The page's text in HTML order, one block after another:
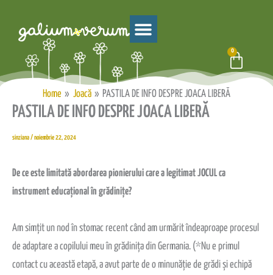
content
0
Cart
Home Joacă PASTILA DE INFO DESPRE JOACA LIBERĂ
PASTILA DE INFO DESPRE JOACA LIBERĂ
sinziana/noiembrie 22, 2024
De ce este limitată abordarea pionierului care a legitimat JOCUL ca
instrument educațional în grădinițe?
Am simțit un nod în stomac recent când am urmărit îndeaproape procesul
de adaptare a copilului meu în grădinița din Germania. (*Nu e primul
contact cu această etapă, a avut parte de o minunăție de grădi și echipă